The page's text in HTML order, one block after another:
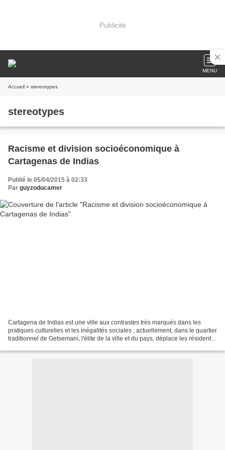
Publicité
MENU
Accueil » stereotypes
stereotypes
Racisme et division socioéconomique à
Cartagenas de Indias
Publié le 05/04/2015 à 02:33
Par guyzoducamer
Cartagena de Indias est une ville aux contrastes très marqués dans les
pratiques culturelles et les inégalités sociales ; actuellement, dans le quartier
traditionnel de Getsemaní, l'élite de la ville et du pays, déplace les résidents